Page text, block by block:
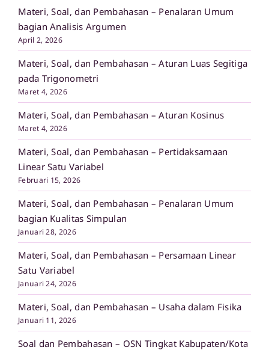
Materi, Soal, dan Pembahasan – Penalaran Umum
bagian Analisis Argumen
April 2, 2026
Materi, Soal, dan Pembahasan – Aturan Luas Segitiga
pada Trigonometri
Maret 4, 2026
Materi, Soal, dan Pembahasan – Aturan Kosinus
Maret 4, 2026
Materi, Soal, dan Pembahasan – Pertidaksamaan
Linear Satu Variabel
Februari 15, 2026
Materi, Soal, dan Pembahasan – Penalaran Umum
bagian Kualitas Simpulan
Januari 28, 2026
Materi, Soal, dan Pembahasan – Persamaan Linear
Satu Variabel
Januari 24, 2026
Materi, Soal, dan Pembahasan – Usaha dalam Fisika
Januari 11, 2026
Soal dan Pembahasan – OSN Tingkat Kabupaten/Kota